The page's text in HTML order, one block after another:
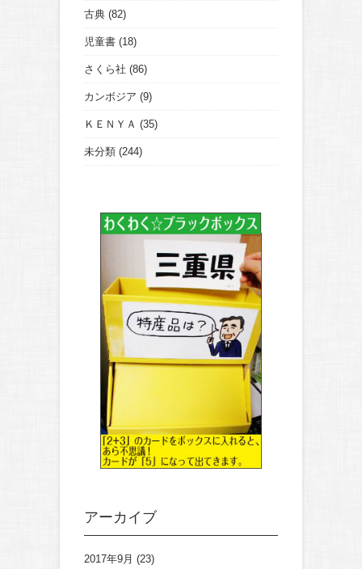
古典 (82)
児童書 (18)
さくら社 (86)
カンボジア (9)
ＫＥＮＹＡ (35)
未分類 (244)
アーカイブ
2017年9月 (23)